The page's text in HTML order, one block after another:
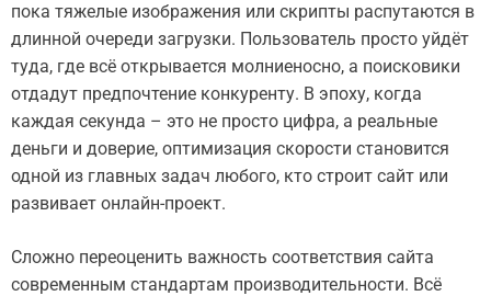
пока тяжелые изображения или скрипты распутаются в
длинной очереди загрузки. Пользователь просто уйдёт
туда, где всё открывается молниеносно, а поисковики
отдадут предпочтение конкуренту. В эпоху, когда
каждая секунда – это не просто цифра, а реальные
деньги и доверие, оптимизация скорости становится
одной из главных задач любого, кто строит сайт или
развивает онлайн-проект.
Сложно переоценить важность соответствия сайта
современным стандартам производительности. Всё